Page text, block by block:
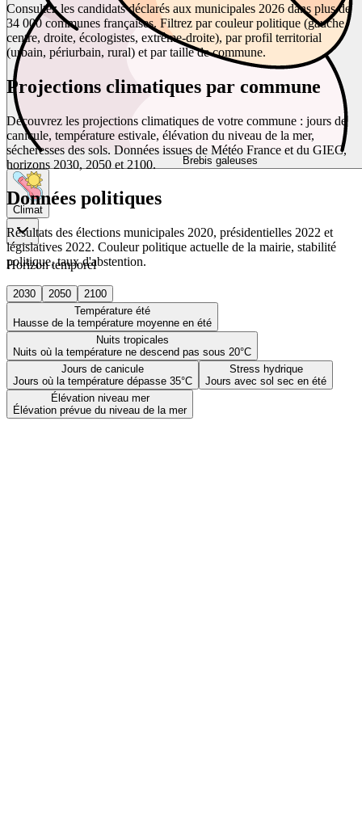
Brebis galeuses
Climat
Horizon temporel
2030 2050
2100
Température été
Hausse de la température moyenne en été
Nuits tropicales
Nuits où la température ne descend pas sous 20°C
Jours de canicule
Jours où la température dépasse 35°C
Stress hydrique
Jours avec sol sec en été
Élévation niveau mer
Élévation prévue du niveau de la mer
Consultez les candidats déclarés aux municipales 2026 dans plus de
34 000 communes françaises. Filtrez par couleur politique (gauche,
centre, droite, écologistes, extrême-droite), par profil territorial
(urbain, périurbain, rural) et par taille de commune.
Projections climatiques par commune
Découvrez les projections climatiques de votre commune : jours de
canicule, température estivale, élévation du niveau de la mer,
sécheresses des sols. Données issues de Météo France et du GIEC,
horizons 2030, 2050 et 2100.
Données politiques
Résultats des élections municipales 2020, présidentielles 2022 et
législatives 2022. Couleur politique actuelle de la mairie, stabilité
politique, taux d'abstention.